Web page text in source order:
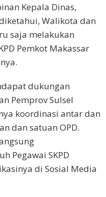
Kepala Dinas,
Walikota dan
saja melakukan
Pemkot Makassar
dukungan
Pemprov Sulsel
koordinasi antar dan
dan satuan OPD.
Pegawai SKPD
di Sosial Media